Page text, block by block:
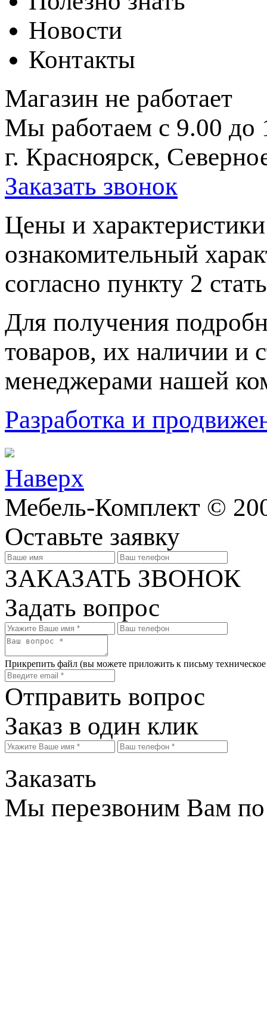
Новости
Контакты
Магазин не работает
Мы работаем с 9.00 до
г. Красноярск,
Заказать звонок
Цeны и
ознакомительный
согласно пункту 2
Для пoлучения
товaров, их нaличии и
менеджерами нашей
Разработка и
Наверх
Мебель-Комплект ©
Оставьте заявку
ЗАКАЗАТЬ ЗВОНОК
Задать вопрос
Прикрепить файл (вы можете приложить к письму
Отправить вопрос
Заказ в один клик
Заказать
Мы перезвоним Вам по